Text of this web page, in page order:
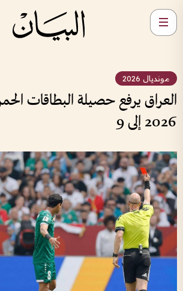
مونديال 2026
العراق يرفع حصيلة البطاقات
2026 إلى 9